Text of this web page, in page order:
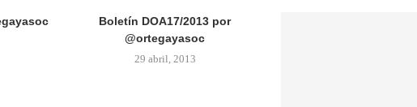
Boletín DOA17/2013 por
@ortegayasoc
29 abril, 2013